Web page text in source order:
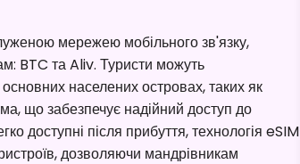
мережею мобільного зв'язку,
BTC та Aliv. Туристи можуть
населених островах, таких як
що забезпечує надійний доступ до
доступні після прибуття, технологія eSIM
дозволяючи мандрівникам